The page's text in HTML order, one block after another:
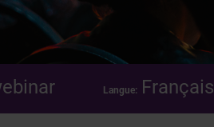
Langue: Français